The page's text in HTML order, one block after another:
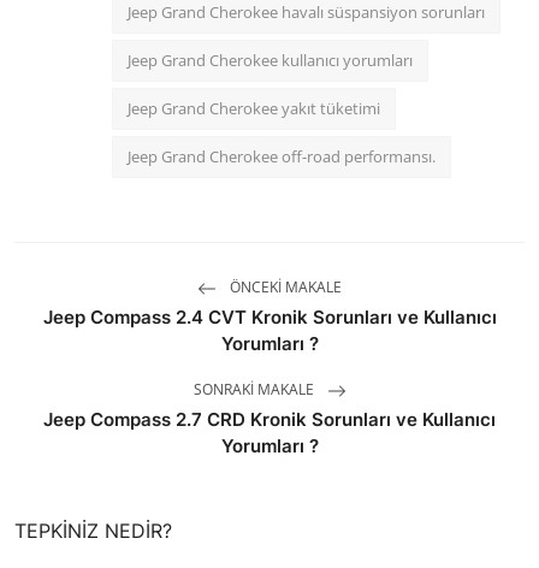
Jeep Grand Cherokee havalı süspansiyon sorunları
Jeep Grand Cherokee kullanıcı yorumları
Jeep Grand Cherokee yakıt tüketimi
Jeep Grand Cherokee off-road performansı.
ÖNCEKI MAKALE
Jeep Compass 2.4 CVT Kronik Sorunları ve Kullanıcı
Yorumları ?
SONRAKI MAKALE
Jeep Compass 2.7 CRD Kronik Sorunları ve Kullanıcı
Yorumları ?
TEPKINIZ NEDIR?